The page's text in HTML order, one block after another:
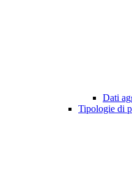
Dati
Tipologie di